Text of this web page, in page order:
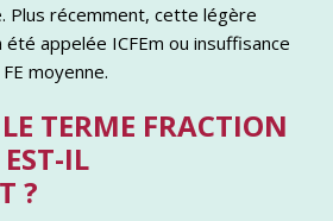
Plus récemment, cette légère
été appelée ICFEm ou insuffisance
moyenne.
TERME FRACTION
EST-IL
?